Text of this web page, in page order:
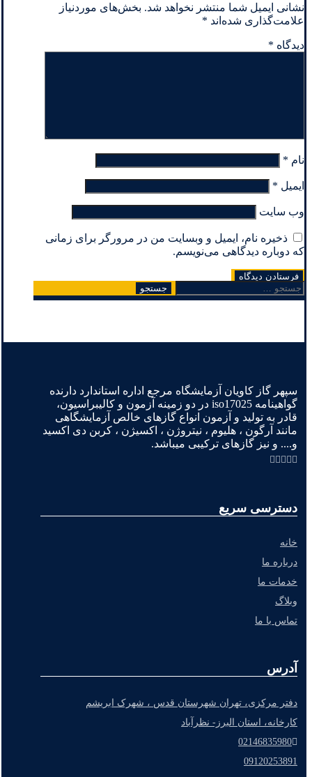
نشانی ایمیل شما منتشر نخواهد شد. بخش‌های موردنیاز
علامت‌گذاری شده‌اند *
دیدگاه *
نام *
ایمیل *
وب‌ سایت
ذخیره نام، ایمیل و وبسایت من در مرورگر برای زمانی
که دوباره دیدگاهی می‌نویسم.
جستجو
برای:
سپهر گاز کاویان آزمایشگاه مرجع اداره استاندارد دارنده
گواهینامه iso17025 در دو زمینه آزمون و کالیبراسیون،
قادر به تولید و آزمون انواع گازهای خالص آزمایشگاهی
مانند آرگون ، هلیوم ، نیتروژن ، اکسیژن ، کربن دی اکسید
و.... و نیز گازهای ترکیبی میباشد.
دسترسی سریع
خانه
درباره ما
خدمات ما
وبلاگ
تماس با ما
آدرس
دفتر مرکزی، تهران شهرستان قدس ، شهرک ابریشم
کارخانه، استان البرز- نظرآباد
02146835980
09120253891